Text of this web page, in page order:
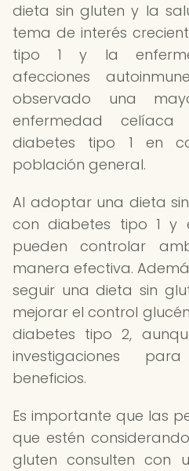
dieta sin gluten y la
tema de interés
tipo 1 y la
afecciones
observado una
enfermedad
diabetes tipo 1 en
población general.
Al adoptar una dieta
con diabetes tipo 1 y
pueden controlar
manera efectiva.
seguir una dieta sin
mejorar el control
diabetes tipo 2,
investigaciones
beneficios.
Es importante que las
que estén
gluten consulten con